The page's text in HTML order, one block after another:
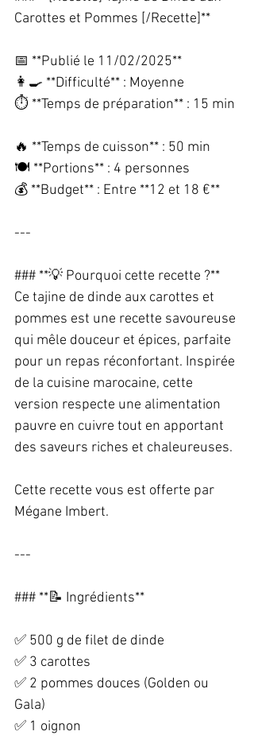
Carottes et Pommes [/Recette]**
📅 **Publié le 11/02/2025**
👩‍🍳 **Difficulté** : Moyenne
⏱️ **Temps de préparation** : 15 min
🔥 **Temps de cuisson** : 50 min
🍽️ **Portions** : 4 personnes
💰 **Budget** : Entre **12 et 18 €**
---
### **💡 Pourquoi cette recette ?**
Ce tajine de dinde aux carottes et
pommes est une recette savoureuse
qui mêle douceur et épices, parfaite
pour un repas réconfortant. Inspirée
de la cuisine marocaine, cette
version respecte une alimentation
pauvre en cuivre tout en apportant
des saveurs riches et chaleureuses.
Cette recette vous est offerte par
Mégane Imbert.
---
### **📝 Ingrédients**
✅ 500 g de filet de dinde
✅ 3 carottes
✅ 2 pommes douces (Golden ou
Gala)
✅ 1 oignon